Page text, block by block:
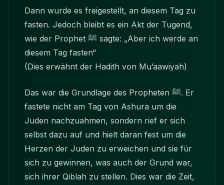
Dann wurde es freigestellt, an diesem Tag zu
fasten. Jedoch bleibt es ein Akt der Tugend,
wie der Prophet ﷺ sagte: „Aber ich werde an
diesem Tag fasten“
(Dies erwähnt der Hadith von Mu’aawiyah)
Das war die Grundlage des Propheten ﷺ. Er
fastete nicht am Tag von Ashura um die
Juden nachzuahmen, sondern rief er sich
selbst dazu auf und hielt daran fest um die
Herzen der Juden zu erweichen und sie für
sich zu gewinnen, was auch der Grund war,
sich ihrer Qiblah zu stellen. Dies war die Zeit,